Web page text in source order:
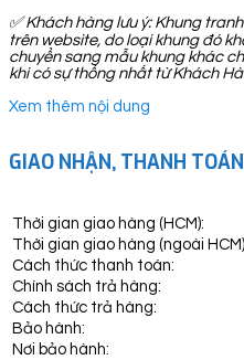
✅Khách hàng lưu ý: Khung
trên website, do loại khung đó
chuyển sang mẫu khung khác
khi có sự thống nhất từ Khách
Xem thêm nội dung
GIAO NHẬN, THANH
Thời gian giao hàng (HCM):
Thời gian giao hàng (ngoài
Cách thức thanh toán:
Chính sách trả hàng:
Cách thức trả hàng:
Bảo hành:
Nơi bảo hành: